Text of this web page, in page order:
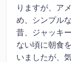
りますが、ア
め、シンプル
昔、ジャッキ
ない頃に朝食
いましたが、